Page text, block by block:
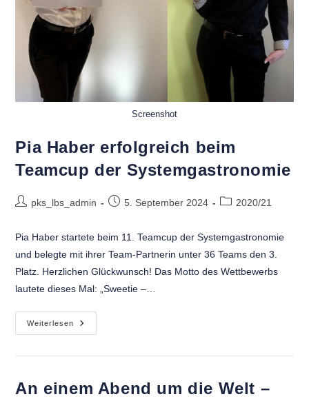
Screenshot
Pia Haber erfolgreich beim
Teamcup der Systemgastronomie
pks_lbs_admin 5. September 2024 2020/21
Pia Haber startete beim 11. Teamcup der Systemgastronomie
und belegte mit ihrer Team-Partnerin unter 36 Teams den 3.
Platz. Herzlichen Glückwunsch! Das Motto des Wettbewerbs
lautete dieses Mal: „Sweetie –…
Weiterlesen
An einem Abend um die Welt –